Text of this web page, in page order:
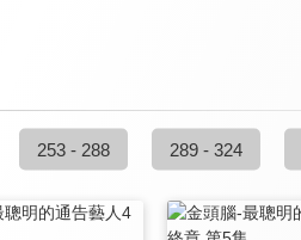
253 - 288 289 - 324